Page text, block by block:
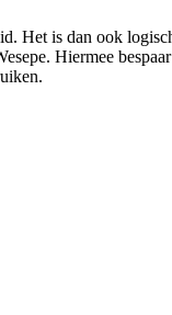
Het is dan ook
Hiermee